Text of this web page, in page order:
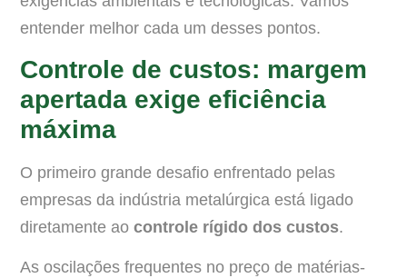
entender melhor cada um desses pontos.
Controle de custos: margem
apertada exige eficiência
máxima
O primeiro grande desafio enfrentado pelas
empresas da indústria metalúrgica está ligado
diretamente ao controle rígido dos custos.
As oscilações frequentes no preço de matérias-